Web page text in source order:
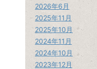
2026年6月
2025年11月
2025年10月
2024年11月
2024年10月
2023年12月